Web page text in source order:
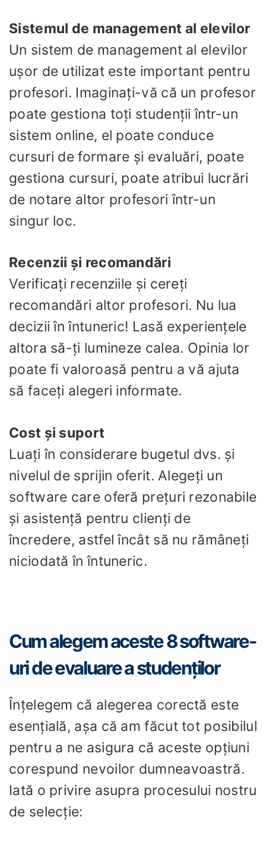
Sistemul de management al elevilor
Un sistem de management al elevilor
ușor de utilizat este important pentru
profesori. Imaginați-vă că un profesor
poate gestiona toți studenții într-un
sistem online, el poate conduce
cursuri de formare și evaluări, poate
gestiona cursuri, poate atribui lucrări
de notare altor profesori într-un
singur loc.
Recenzii și recomandări
Verificați recenziile și cereți
recomandări altor profesori. Nu lua
decizii în întuneric! Lasă experiențele
altora să-ți lumineze calea. Opinia lor
poate fi valoroasă pentru a vă ajuta
să faceți alegeri informate.
Cost și suport
Luați în considerare bugetul dvs. și
nivelul de sprijin oferit. Alegeți un
software care oferă prețuri rezonabile
și asistență pentru clienți de
încredere, astfel încât să nu rămâneți
niciodată în întuneric.
Cum alegem aceste 8 software-
uri de evaluare a studenților
Înțelegem că alegerea corectă este
esențială, așa că am făcut tot posibilul
pentru a ne asigura că aceste opțiuni
corespund nevoilor dumneavoastră.
Iată o privire asupra procesului nostru
de selecție: